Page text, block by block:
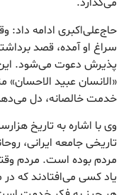
حاج‌علی‌اکبری ادامه
سراغ او آمده، قصد
پذیرش دعوت می‌شود.
«الانسان عبید
خدمت خالصانه، دل
وی با اشاره به تاریخ
تاریخی جامعه ایرانی،
مردم بوده است. مردم
یاد کسی می‌افتادند که